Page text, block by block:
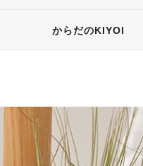
からだのKIYOI